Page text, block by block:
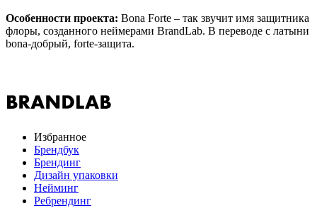
Особенности проекта: Bona Forte – так звучит имя защитника
флоры, созданного неймерами BrandLab. В переводе с латыни
bona-добрый, forte-защита.
Избранное
Брендбук
Брендинг
Дизайн упаковки
Нейминг
Ребрендинг